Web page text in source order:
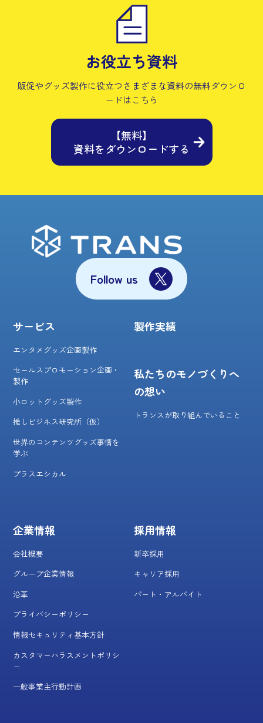
お役立ち資料
販促やグッズ製作に役立つさまざまな資料の無料ダウンロ
ードはこちら
【無料】
資料をダウンロードする
Follow us
サービス
エンタメグッズ企画製作
セールスプロモーション企画・
製作
小ロットグッズ製作
推しビジネス研究所（仮）
世界のコンテンツグッズ事情を
学ぶ
プラスエシカル
製作実績
私たちのモノづくりへ
の想い
トランスが取り組んでいること
企業情報
会社概要
グループ企業情報
沿革
プライバシーポリシー
情報セキュリティ基本方針
カスタマーハラスメントポリシ
ー
一般事業主行動計画
採用情報
新卒採用
キャリア採用
パート・アルバイト